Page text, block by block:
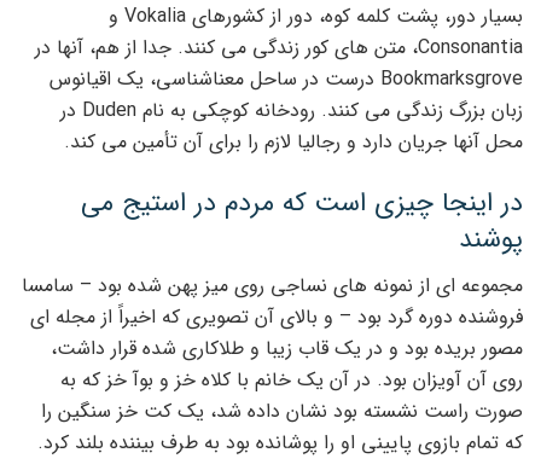
بسیار دور، پشت کلمه کوه، دور از کشورهای Vokalia و
Consonantia، متن های کور زندگی می کنند. جدا از هم، آنها در
Bookmarksgrove درست در ساحل معناشناسی، یک اقیانوس
زبان بزرگ زندگی می کنند. رودخانه کوچکی به نام Duden در
محل آنها جریان دارد و رجالیا لازم را برای آن تأمین می کند.
در اینجا چیزی است که مردم در استیج می
پوشند
مجموعه ای از نمونه های نساجی روی میز پهن شده بود – سامسا
فروشنده دوره گرد بود – و بالای آن تصویری که اخیراً از مجله ای
مصور بریده بود و در یک قاب زیبا و طلاکاری شده قرار داشت،
روی آن آویزان بود. در آن یک خانم با کلاه خز و بوآ خز که به
صورت راست نشسته بود نشان داده شد، یک کت خز سنگین را
که تمام بازوی پایینی او را پوشانده بود به طرف بیننده بلند کرد.